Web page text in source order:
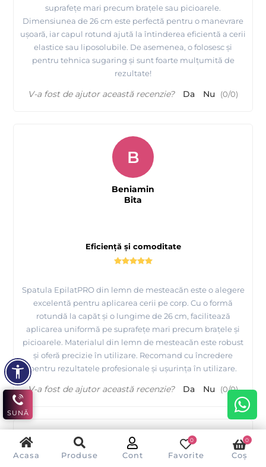
Acasa Produse Cont Favorite
0
Coș
0
suprafețe mari precum brațele sau picioarele.
Dimensiunea de 26 cm este perfectă pentru o manevrare
ușoară, iar capul rotund ajută la întinderea eficientă a cerii
elastice sau liposolubile. De asemenea, o folosesc și
pentru tehnica sugaring și sunt foarte mulțumită de
rezultate!
V-a fost de ajutor această recenzie? Da Nu (0/0)
Eficiență și comoditate
Spatula EpilatPRO din lemn de mesteacăn este o alegere
excelentă pentru aplicarea cerii pe corp. Cu o formă
rotundă la capăt și o lungime de 26 cm, facilitează
aplicarea uniformă pe suprafețe mari precum brațele și
picioarele. Materialul din lemn de mesteacăn este robust
și oferă precizie în utilizare. Recomand cu încredere
pentru rezultatele profesionale și ușurința în utilizare.
B
Beniamin
Bita
V-a fost de ajutor această recenzie? Da Nu (0/0)
C
SUNĂ